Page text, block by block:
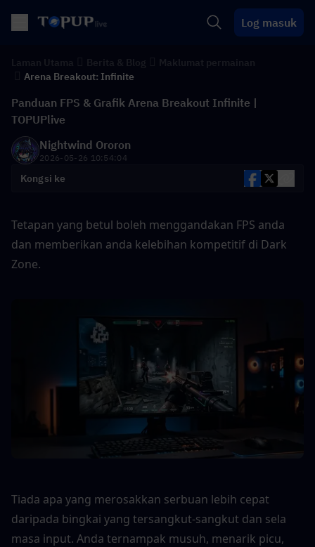
Log masuk
Arena Breakout: Infinite
Panduan FPS & Grafik Arena Breakout Infinite |
TOPUPlive
Nightwind Ororon
2026-05-26 10:54:04
Kongsi ke
Tetapan yang betul boleh menggandakan FPS anda
dan memberikan anda kelebihan kompetitif di Dark
Zone.
Tiada apa yang merosakkan serbuan lebih cepat
daripada bingkai yang tersangkut-sangkut dan sela
masa input. Anda ternampak musuh, menarik picu,